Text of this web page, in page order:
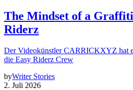
The Mindset of a
Riderz
Der Videokünstler CARRICKXYZ hat
die Easy Riderz Crew
byWriter Stories
2. Juli 2026